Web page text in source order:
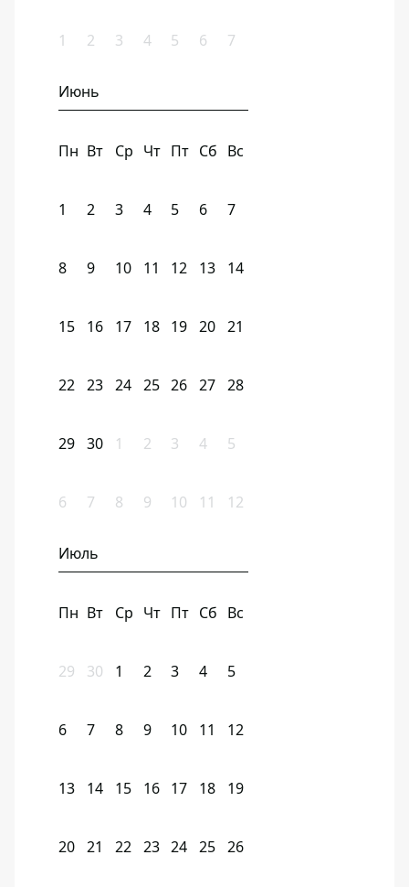
1 2 3 4 5 6 7
Июнь
Пн Вт Ср Чт Пт Сб Вс
1 2 3 4 5 6 7
8 9 10 11 12 13 14
15 16 17 18 19 20 21
22 23 24 25 26 27 28
29 30 1 2 3 4 5
6 7 8 9 10 11 12
Июль
Пн Вт Ср Чт Пт Сб Вс
29 30 1 2 3 4 5
6 7 8 9 10 11 12
13 14 15 16 17 18 19
20 21 22 23 24 25 26